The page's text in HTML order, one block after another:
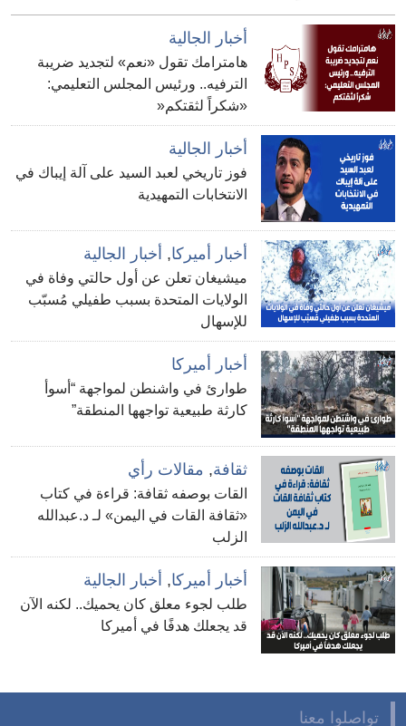
أخبار الجالية
هامترامك تقول «نعم» لتجديد ضريبة
الترفيه.. ورئيس المجلس التعليمي:
«شكراً لثقتكم«
أخبار الجالية
فوز تاريخي لعبد السيد على آلة إيباك في
الانتخابات التمهيدية
أخبار أميركا, أخبار الجالية
ميشيغان تعلن عن أول حالتي وفاة في
الولايات المتحدة بسبب طفيلي مُسبّب
للإسهال
أخبار أميركا
طوارئ في واشنطن لمواجهة “أسوأ
كارثة طبيعية تواجهها المنطقة”
ثقافة, مقالات رأي
القات بوصفه ثقافة: قراءة في كتاب
«ثقافة القات في اليمن» لـ د.عبدالله
الزلب
أخبار أميركا, أخبار الجالية
طلب لجوء معلق كان يحميك.. لكنه الآن
قد يجعلك هدفًا في أميركا
تواصلوا معنا